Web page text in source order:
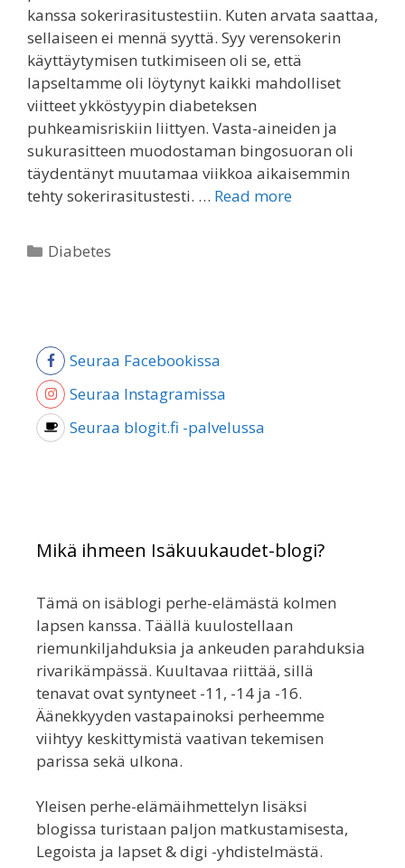
kanssa sokerirasitustestiin. Kuten arvata saattaa,
sellaiseen ei mennä syyttä. Syy verensokerin
käyttäytymisen tutkimiseen oli se, että
lapseltamme oli löytynyt kaikki mahdolliset
viitteet ykköstyypin diabeteksen
puhkeamisriskiin liittyen. Vasta-aineiden ja
sukurasitteen muodostaman bingosuoran oli
täydentänyt muutamaa viikkoa aikaisemmin
tehty sokerirasitustesti. … Read more
Categories
Diabetes
Seuraa Facebookissa
Seuraa Instagramissa
Seuraa blogit.fi -palvelussa
Mikä ihmeen Isäkuukaudet-blogi?
Tämä on isäblogi perhe-elämästä kolmen
lapsen kanssa. Täällä kuulostellaan
riemunkiljahduksia ja ankeuden parahduksia
rivarikämpässä. Kuultavaa riittää, sillä
tenavat ovat syntyneet -11, -14 ja -16.
Äänekkyyden vastapainoksi perheemme
viihtyy keskittymistä vaativan tekemisen
parissa sekä ulkona.
Yleisen perhe-elämäihmettelyn lisäksi
blogissa turistaan paljon matkustamisesta,
Legoista ja lapset & digi -yhdistelmästä.